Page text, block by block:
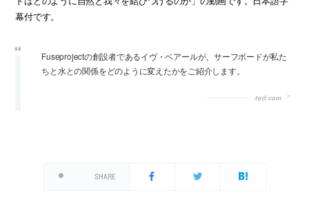
幕付です。
Fuseprojectの創設者であるイヴ・ベアールが、サーフボードが私た
ちと水との関係をどのように変えたかをご紹介します。
ted.com
SHARE